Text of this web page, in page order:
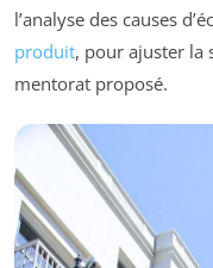
l’analyse des causes
produit, pour ajuster la
mentorat proposé.